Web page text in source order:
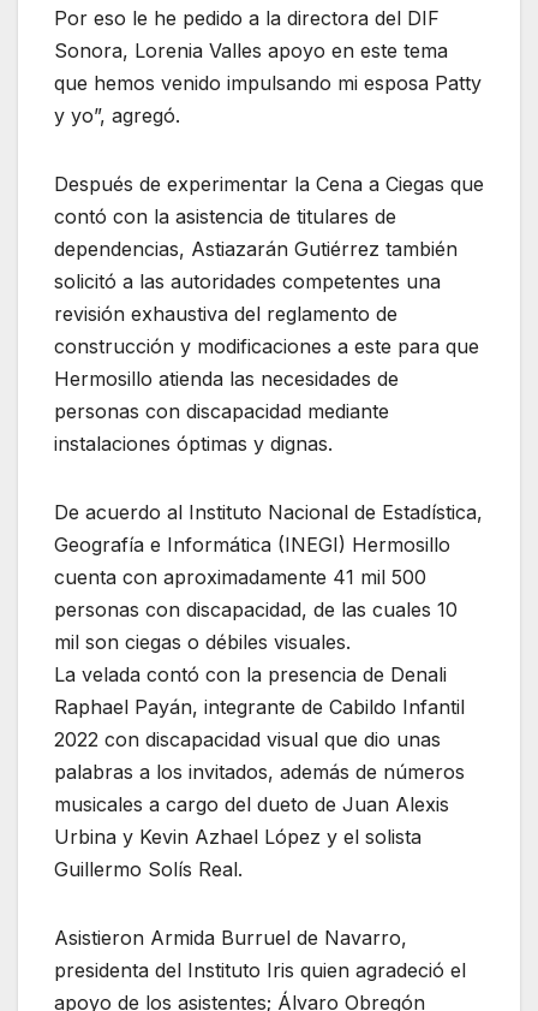
Por eso le he pedido a la directora del DIF
Sonora, Lorenia Valles apoyo en este tema
que hemos venido impulsando mi esposa Patty
y yo”, agregó.
Después de experimentar la Cena a Ciegas que
contó con la asistencia de titulares de
dependencias, Astiazarán Gutiérrez también
solicitó a las autoridades competentes una
revisión exhaustiva del reglamento de
construcción y modificaciones a este para que
Hermosillo atienda las necesidades de
personas con discapacidad mediante
instalaciones óptimas y dignas.
De acuerdo al Instituto Nacional de Estadística,
Geografía e Informática (INEGI) Hermosillo
cuenta con aproximadamente 41 mil 500
personas con discapacidad, de las cuales 10
mil son ciegas o débiles visuales.
La velada contó con la presencia de Denali
Raphael Payán, integrante de Cabildo Infantil
2022 con discapacidad visual que dio unas
palabras a los invitados, además de números
musicales a cargo del dueto de Juan Alexis
Urbina y Kevin Azhael López y el solista
Guillermo Solís Real.
Asistieron Armida Burruel de Navarro,
presidenta del Instituto Iris quien agradeció el
apoyo de los asistentes; Álvaro Obregón